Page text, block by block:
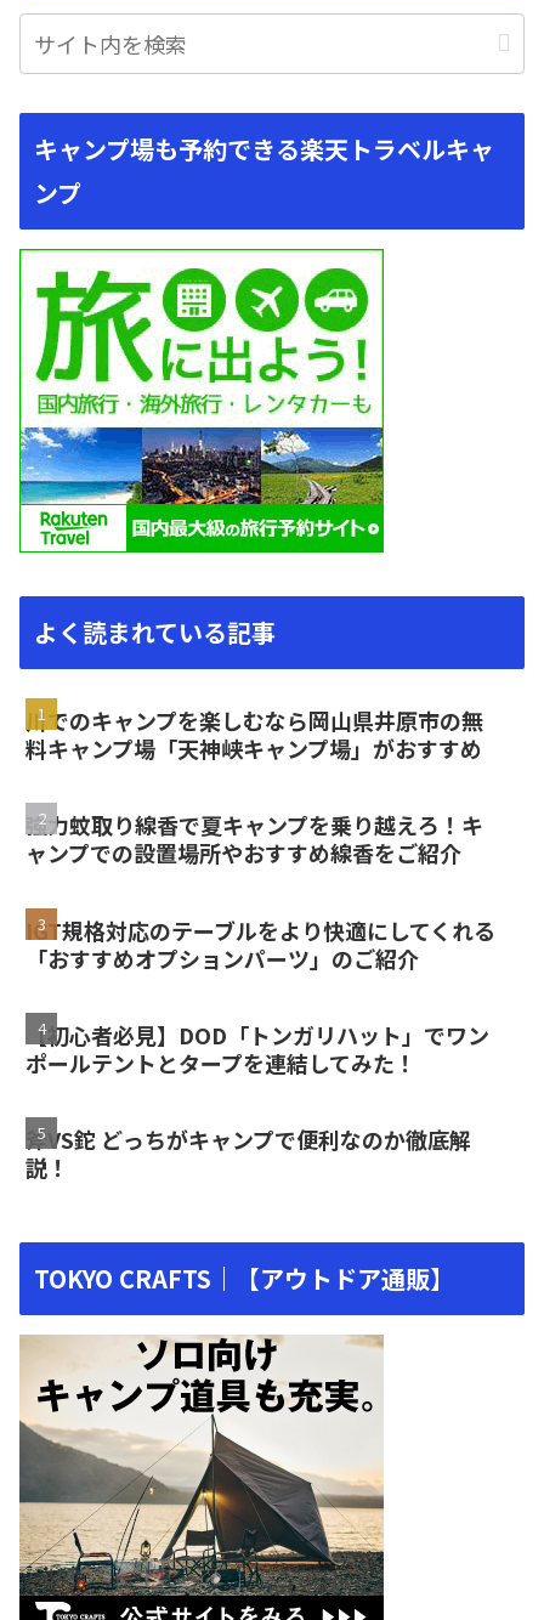
キャンプ場も予約できる楽天トラベルキャ
ンプ
よく読まれている記事
川でのキャンプを楽しむなら岡山県井原市の無
料キャンプ場「天神峡キャンプ場」がおすすめ
強力蚊取り線香で夏キャンプを乗り越えろ！キ
ャンプでの設置場所やおすすめ線香をご紹介
IGT規格対応のテーブルをより快適にしてくれる
「おすすめオプションパーツ」のご紹介
【初心者必見】DOD「トンガリハット」でワン
ポールテントとタープを連結してみた！
斧VS鉈 どっちがキャンプで便利なのか徹底解
説！
TOKYO CRAFTS｜【アウトドア通販】